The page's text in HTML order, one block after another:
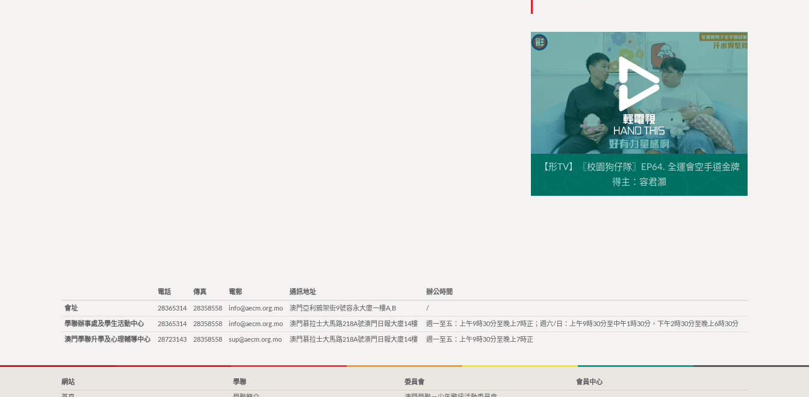
【形TV】〖校園狗仔隊〗EP64. 全運會空手道金牌
得主：容君灝
電話 傳真 電郵 通訊地址 辦公時間
會址 28365314 28358558 info@aecm.org.mo 澳門亞利鴉架街9號容永大廈一樓A,B /
學聯辦事處及學生活動中心 28365314 28358558 info@aecm.org.mo 澳門慕拉士大馬路218A號澳門日報大廈14樓 週一至五：上午9時30分至晚上7時正；週六/日：上午9時30分至中午1時30分，下午2時30分至晚上6時30分
澳門學聯升學及心理輔導中心 28723143 28358558 sup@aecm.org.mo 澳門慕拉士大馬路218A號澳門日報大廈14樓 週一至五：上午9時30分至晚上7時正
網站 學聯 委員會 會員中心